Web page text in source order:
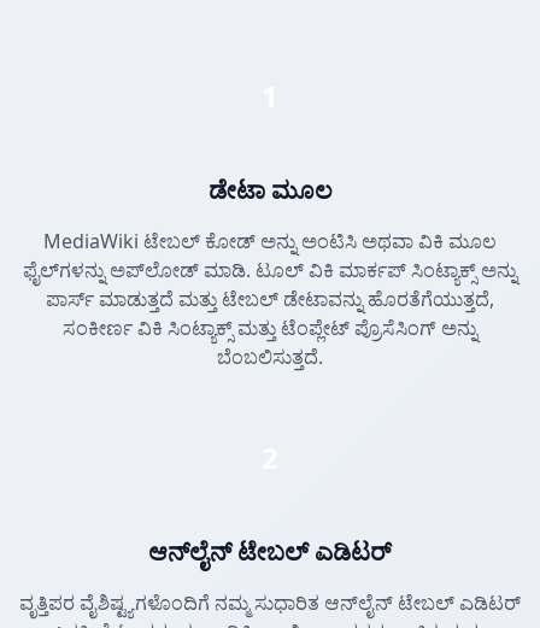
ಡೇಟಾ ಮೂಲ
MediaWiki ಟೇಬಲ್ ಕೋಡ್ ಅನ್ನು ಅಂಟಿಸಿ ಅಥವಾ ವಿಕಿ ಮೂಲ
ಫೈಲ್‌ಗಳನ್ನು ಅಪ್‌ಲೋಡ್ ಮಾಡಿ. ಟೂಲ್ ವಿಕಿ ಮಾರ್ಕಪ್ ಸಿಂಟ್ಯಾಕ್ಸ್ ಅನ್ನು
ಪಾರ್ಸ್ ಮಾಡುತ್ತದೆ ಮತ್ತು ಟೇಬಲ್ ಡೇಟಾವನ್ನು ಹೊರತೆಗೆಯುತ್ತದೆ,
ಸಂಕೀರ್ಣ ವಿಕಿ ಸಿಂಟ್ಯಾಕ್ಸ್ ಮತ್ತು ಟೆಂಪ್ಲೇಟ್ ಪ್ರೊಸೆಸಿಂಗ್ ಅನ್ನು
ಬೆಂಬಲಿಸುತ್ತದೆ.
ಆನ್‌ಲೈನ್ ಟೇಬಲ್ ಎಡಿಟರ್
ವೃತ್ತಿಪರ ವೈಶಿಷ್ಟ್ಯಗಳೊಂದಿಗೆ ನಮ್ಮ ಸುಧಾರಿತ ಆನ್‌ಲೈನ್ ಟೇಬಲ್ ಎಡಿಟರ್